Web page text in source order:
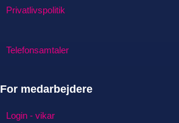
Privatlivspolitik
Telefonsamtaler
For medarbejdere
Login - vikar